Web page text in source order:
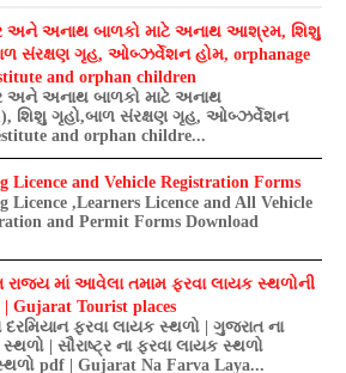
અને અનાથ બાળકો માટે અનાથ આશ્રમ, શિશુ
સંરક્ષણ ગૃહ, ઓબ્ઝર્વેશન હોમ, orphanage
and orphan children
અને અનાથ બાળકો માટે અનાથ
શિશુ ગૃહો,બાળ સંરક્ષણ ગૃહ, ઓબ્ઝર્વેશન
and orphan childre...
Licence and Vehicle Registration Forms
Licence ,Learners Licence and All Vehicle
and Permit Forms Download
રાજ્ય માં આવેલા તમામ ફરવા લાયક સ્થળોની
| Gujarat Tourist places
ફરવા લાયક સ્થળો | ગુજરાત ના
| સૌરાષ્ટ્ર ના ફરવા લાયક સ્થળો
pdf | Gujarat Na Farva Laya...